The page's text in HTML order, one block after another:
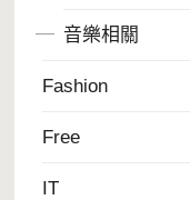
音樂相關
Fashion
Free
IT